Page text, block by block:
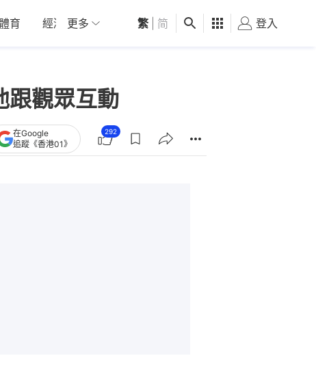
體育 經濟 01深圳 觀點 健康 好食玩飛
更多 繁 简 登入
觀眾互動
在Google
追蹤《香港01》
292